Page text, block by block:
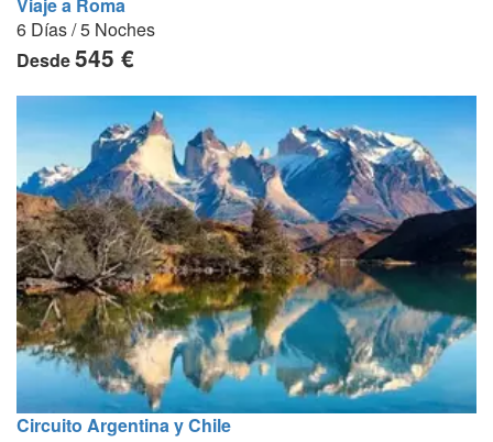
Viaje a Roma
6 Días / 5 Noches
Desde545 €
Circuito Argentina y Chile